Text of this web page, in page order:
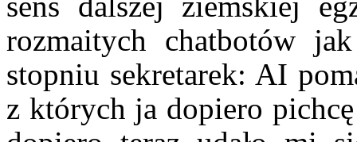
rozmaitych chatbotów
stopniu sekretarek: AI
z których ja dopiero